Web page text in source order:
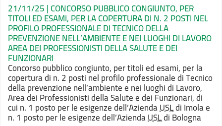
21/11/25 | CONCORSO PUBBLICO CONGIUNTO, PER
TITOLI ED ESAMI, PER LA COPERTURA DI N. 2 POSTI NEL
PROFILO PROFESSIONALE DI TECNICO DELLA
PREVENZIONE NELL’AMBIENTE E NEI LUOGHI DI LAVORO
AREA DEI PROFESSIONISTI DELLA SALUTE E DEI
FUNZIONARI
Concorso pubblico congiunto, per titoli ed esami, per la
copertura di n. 2 posti nel profilo professionale di Tecnico
della prevenzione nell’ambiente e nei luoghi di Lavoro,
Area dei Professionisti della Salute e dei Funzionari, di
cui n. 1 posto per le esigenze dell’AziendaUSLdi Imola e
n. 1 posto per le esigenze dell’AziendaUSLdi Bologna